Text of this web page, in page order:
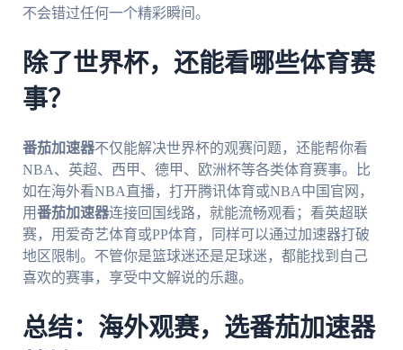
不会错过任何一个精彩瞬间。
除了世界杯，还能看哪些体育赛
事？
番茄加速器不仅能解决世界杯的观赛问题，还能帮你看
NBA、英超、西甲、德甲、欧洲杯等各类体育赛事。比
如在海外看NBA直播，打开腾讯体育或NBA中国官网，
用番茄加速器连接回国线路，就能流畅观看；看英超联
赛，用爱奇艺体育或PP体育，同样可以通过加速器打破
地区限制。不管你是篮球迷还是足球迷，都能找到自己
喜欢的赛事，享受中文解说的乐趣。
总结：海外观赛，选番茄加速器